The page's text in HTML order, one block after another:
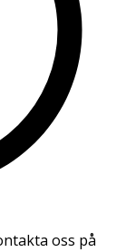
oss på